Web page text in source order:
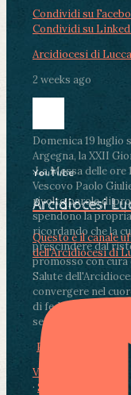
Condividi su
Condividi su
Arcidiocesi di Lucca
2 weeks ago
Domenica 19 luglio
Argegna, la XXII
.La Messa delle ore
Vescovo Paolo
rivolto parole di
spendono la
ricordando che la
prescindere dal
promosso con
Salute
convergere nel
di fedeli, operatori
segnate dalla
Photo
View on Facebook
· Share
YouTube
Arcidiocesi
Questo è il canale
dell'Arcidiocesi di